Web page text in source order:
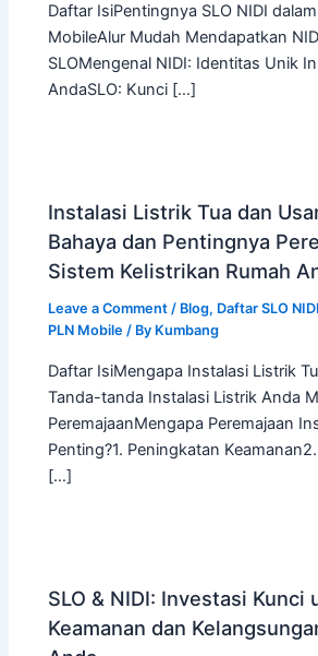
Daftar IsiPentingnya SLO NIDI
MobileAlur Mudah Mendapatkan
SLOMengenal NIDI: Identitas Unik
AndaSLO: Kunci […]
Instalasi Listrik Tua dan
Bahaya dan Pentingnya
Sistem Kelistrikan Rumah
Leave a Comment / Blog, Daftar SLO
PLN Mobile / By Kumbang
Daftar IsiMengapa Instalasi Listrik
Tanda-tanda Instalasi Listrik Anda
PeremajaanMengapa Peremajaan
Penting?1. Peningkatan
[…]
SLO & NIDI: Investasi Kunci
Keamanan dan